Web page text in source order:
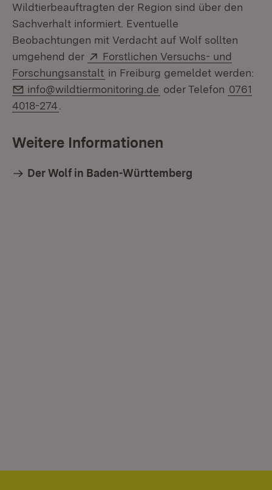
Wildtierbeauftragten der Region sind über den
Sachverhalt informiert. Eventuelle
Beobachtungen mit Verdacht auf Wolf sollten
umgehend der
Extern:
Forstlichen Versuchs- und
Forschungsanstalt (Öffnet in neuem Fenster)
in Freiburg gemeldet werden:
E-Mail:
info@wildtiermonitoring.de oder Telefon 0761
4018-274
Weitere Informationen
Der Wolf in Baden-Württemberg